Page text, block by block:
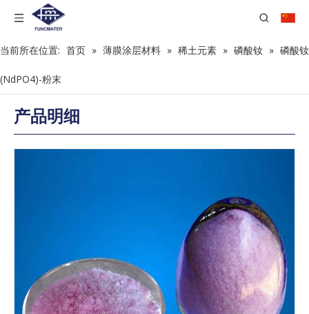
当前所在位置: 首页 » 薄膜涂层材料 » 稀土元素 » 磷酸钕 » 磷酸钕
(NdPO4)-粉末
产品明细